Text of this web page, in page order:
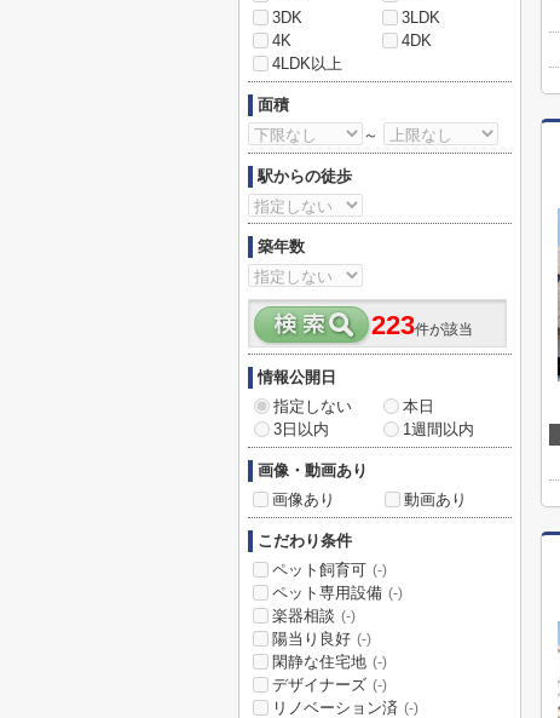
3DK
3LDK
4K
4DK
4LDK以上
面積
～
駅からの徒歩
築年数
223件が該当
情報公開日
指定しない
本日
3日以内
1週間以内
画像・動画あり
画像あり
動画あり
こだわり条件
ペット飼育可 (-)
ペット専用設備 (-)
楽器相談 (-)
陽当り良好 (-)
閑静な住宅地 (-)
デザイナーズ (-)
リノベーション済 (-)